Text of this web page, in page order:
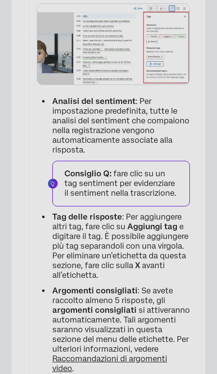
×
Analisi del sentiment: Per
impostazione predefinita, tutte le
analisi del sentiment che compaiono
nella registrazione vengono
automaticamente associate alla
risposta.
Consiglio Q: fare clic su un
tag sentiment per evidenziare
il sentiment nella trascrizione.
Tag delle risposte: Per aggiungere
altri tag, fare clic su Aggiungi tag e
digitare il tag. È possibile aggiungere
più tag separandoli con una virgola.
Per eliminare un’etichetta da questa
sezione, fare clic sulla X avanti
all’etichetta.
Argomenti consigliati: Se avete
raccolto almeno 5 risposte, gli
argomenti consigliati si attiveranno
automaticamente. Tali argomenti
saranno visualizzati in questa
sezione del menu delle etichette. Per
ulteriori informazioni, vedere
Raccomandazioni di argomenti
video.